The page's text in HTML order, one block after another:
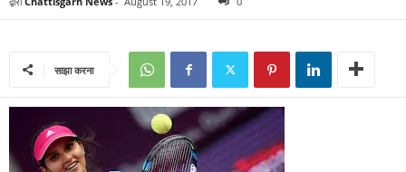
साझा करना